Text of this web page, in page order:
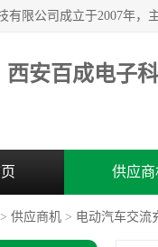
西安百成电子
供应商
> 供应商机 > 电动汽车交流